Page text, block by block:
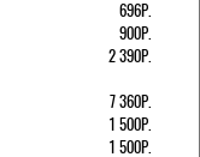
696Р.
900Р.
2 390Р.
7 360Р.
1 500Р.
1 500Р.